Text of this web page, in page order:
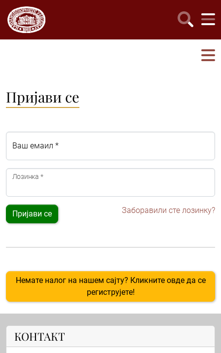
Пријави се
Ваш емаил *
Лозинка *
Пријави се Заборавили сте лозинку?
Немате налог на нашем сајту? Кликните овде да се
региструјете!
КОНТАКТ